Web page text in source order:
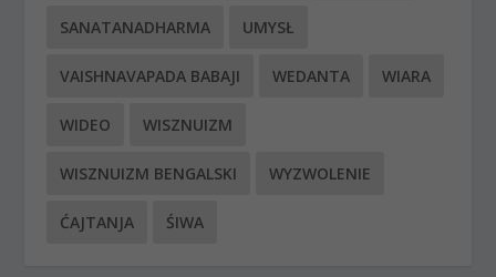
SANATANADHARMA UMYSŁ
VAISHNAVAPADA BABAJI WEDANTA WIARA
WIDEO WISZNUIZM
WISZNUIZM BENGALSKI WYZWOLENIE
ĆAJTANJA ŚIWA